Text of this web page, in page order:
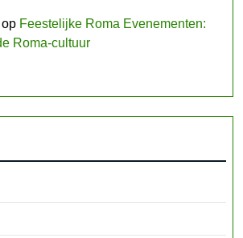
op Feestelijke Roma Evenementen:
Roma-cultuur